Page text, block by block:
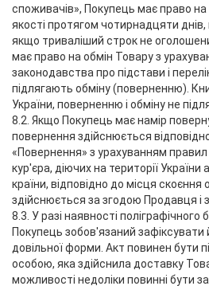
споживачів», Покупець має право
якості протягом чотирнадцяти
якщо триваліший строк не
має право на обмін Товару з
законодавства про підстави і
підлягають обміну (поверненню).
України, поверненню і обміну не
8.2. Якщо Покупець має намір
повернення здійснюється
«Повернення» з урахуванням правил
кур'єра, діючих на території України
країни, відповідно до місця скоєння
здійснюється за згодою Продавця і
8.3. У разі наявності поліграфічного
Покупець зобов'язаний зафіксувати
довільної форми. Акт повинен бути
особою, яка здійснила доставку
можливості недоліки повинні бути